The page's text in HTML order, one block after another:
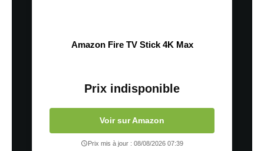
Amazon Fire TV Stick 4K Max
Prix indisponible
Voir sur Amazon
Prix mis à jour : 08/08/2026 07:39